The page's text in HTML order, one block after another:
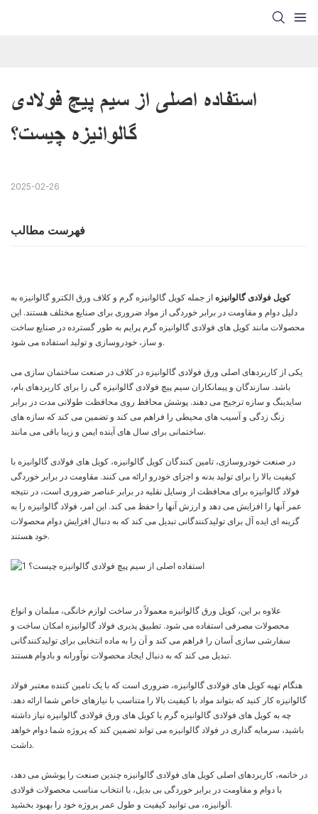
استفاده اصلی از سیم پیچ فولادی
گالوانیزه چیست؟
2025-02-26
فهرست مطالب
کویل فولادی گالوانیزه از جمله کویل گالوانیزه گرم و کلاف ورق الکترو گالوانیزه به
دلیل دوام و مقاومت در برابر خوردگی از مواد ضروری برای صنایع مختلف هستند. این
محصولات مانند کویل های فولادی گالوانیزه گرم پرایم به طور گسترده در صنایع ساخت
و ساز، خودروسازی و تولید استفاده می شود.
یکی از کاربردهای اصلی ورق فولادی گالوانیزه در کلاف در صنعت ساختمان سازی می
باشد. سازندگان و پیمانکاران سیم پیچ فولادی گالوانیزه گی را برای کاربردهای بام،
سایدینگ و سازه ترجیح می دهند. پوشش محافظ روی محافظت طولانی مدت در برابر
زنگ زدگی و آسیب های محیطی را فراهم می کند و تضمین می کند که سازه های
ساختمانی برای سال های آینده ایمن و زیبا باقی می مانند.
در صنعت خودروسازی، تامین کنندگان کویل گالوانیزه، کویل های فولادی گالوانیزه با
کیفیت بالا را برای تولید بدنه و اجزای خودرو ارائه می کنند. مقاومت در برابر خوردگی
فولاد گالوانیزه برای محافظت از وسایل نقلیه در برابر عناصر ضروری است، در نتیجه
عمر آنها را افزایش می دهد و ارزش آنها را حفظ می کند. این امر، فولاد گالوانیزه را به
گزینه ای ایده آل برای تولیدکنندگانی تبدیل می کند که به دنبال افزایش دوام محصولات
خود هستند.
علاوه بر این، کویل ورق گالوانیزه معمولاً در ساخت لوازم خانگی، مبلمان و انواع
محصولات مصرفی استفاده می شود. تطبیق پذیری فولاد گالوانیزه امکان ساخت و
سفارشی سازی آسان را فراهم می کند و آن را به ماده انتخابی برای تولیدکنندگانی
تبدیل می کند که به دنبال ایجاد محصولات نوآورانه و بادوام هستند.
هنگام تهیه کویل های فولادی گالوانیزه، ضروری است که با یک تامین کننده معتبر فولاد
گالوانیزه کار کنید که بتواند مواد با کیفیت بالا را متناسب با نیازهای خاص شما ارائه دهد.
چه به کویل های فولادی گالوانیزه گرم یا کویل های ورق فولادی گالوانیزه نیاز داشته
باشید، سرمایه گذاری در فولاد گالوانیزه می تواند تضمین کند که پروژه شما دوام خواهد
داشت.
در خاتمه، کاربردهای اصلی کویل های فولادی گالوانیزه چندین صنعت را پوشش می دهد،
با دوام و مقاومت در برابر خوردگی بی بدیل، با انتخاب مناسب محصولات فولادی
آلوانیزه، می توانید کیفیت و طول عمر پروژه خود را بهبود بخشید.